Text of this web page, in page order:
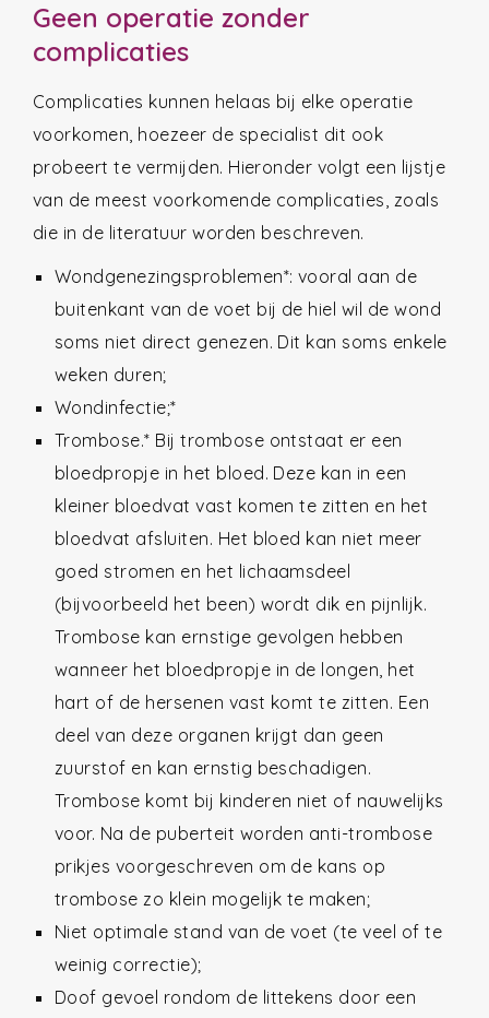
Geen operatie zonder
complicaties
Complicaties kunnen helaas bij elke operatie
voorkomen, hoezeer de specialist dit ook
probeert te vermijden. Hieronder volgt een lijstje
van de meest voorkomende complicaties, zoals
die in de literatuur worden beschreven.
Wondgenezingsproblemen*: vooral aan de
buitenkant van de voet bij de hiel wil de wond
soms niet direct genezen. Dit kan soms enkele
weken duren;
Wondinfectie;*
Trombose.* Bij trombose ontstaat er een
bloedpropje in het bloed. Deze kan in een
kleiner bloedvat vast komen te zitten en het
bloedvat afsluiten. Het bloed kan niet meer
goed stromen en het lichaamsdeel
(bijvoorbeeld het been) wordt dik en pijnlijk.
Trombose kan ernstige gevolgen hebben
wanneer het bloedpropje in de longen, het
hart of de hersenen vast komt te zitten. Een
deel van deze organen krijgt dan geen
zuurstof en kan ernstig beschadigen.
Trombose komt bij kinderen niet of nauwelijks
voor. Na de puberteit worden anti-trombose
prikjes voorgeschreven om de kans op
trombose zo klein mogelijk te maken;
Niet optimale stand van de voet (te veel of te
weinig correctie);
Doof gevoel rondom de littekens door een